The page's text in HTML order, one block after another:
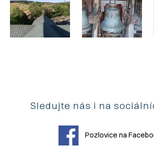
Sledujte nás i na
Pozlovice na